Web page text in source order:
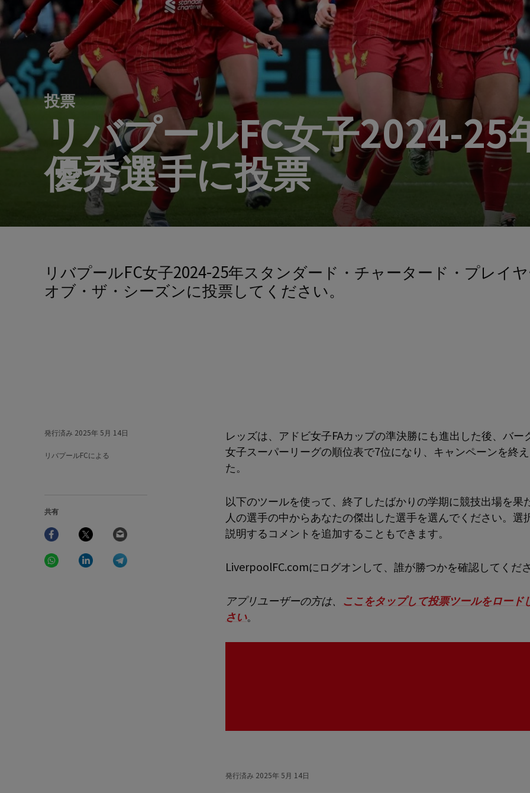
投票
リバプールFC女子2024-25
優秀選手に投票
発行済み 2025年 5月 14日
リバプールFCによる
共有
Facebook Twitter
WhatsAppLinkedIn
リバプールFC女子2024-25年スタンダード・チャータード・プレイヤー・
オブ・ザ・シーズンに投票してください。
レッズは、アドビ女子FAカップの準決勝にも進出した後、バー
女子スーパーリーグの順位表で7位になり、キャンペーンを終
た。
以下のツールを使って、終了したばかりの学期に競技出場を果
人の選手の中からあなたの傑出した選手を選んでください。選
説明するコメントを追加することもできます。
LiverpoolFC.comにログオンして、誰が勝つかを確認してくださ
アプリユーザーの方は、 ここをタップして投票ツールをロード
さい。
発行済み 2025年 5月 14日